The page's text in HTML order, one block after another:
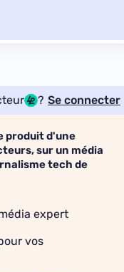
? Se connecter
produit d'une
sur un média
tech de
expert
vos